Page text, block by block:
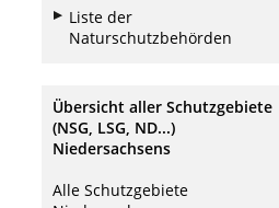
Liste der
Naturschutzbehörden
Übersicht aller Schutzgebiete
(NSG, LSG, ND...)
Niedersachsens
Alle Schutzgebiete